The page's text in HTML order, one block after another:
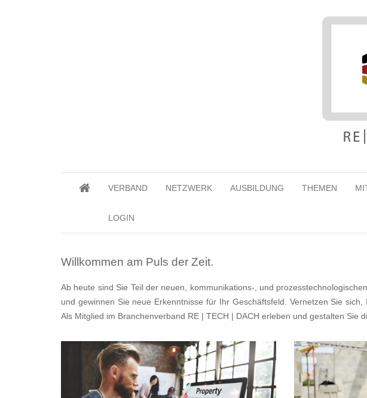
VERBAND NETZWERK AUSBILDUNG THEMEN
LOGIN
Willkommen am Puls der Zeit.
Ab heute sind Sie Teil der neuen, kommunikations-, und
und gewinnen Sie neue Erkenntnisse für Ihr Geschäftsfeld. Vernetzen Sie
Als Mitglied im Branchenverband RE | TECH | DACH erleben und gestalten Sie